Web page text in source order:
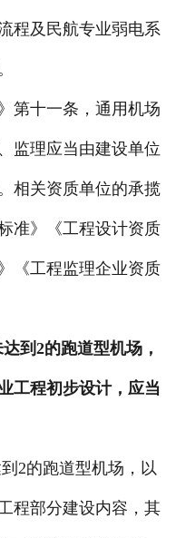
程及民航专业弱电系
十一条，通用机场
监理应当由建设单位
相关资质单位的承揽
准》《工程设计资质
《工程监理企业资质
到2的跑道型机场，
工程初步设计，应当
2的跑道型机场，以
程部分建设内容，其